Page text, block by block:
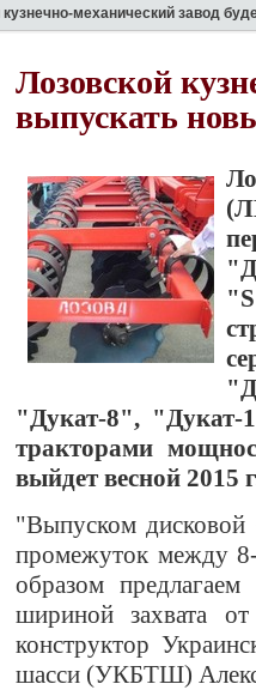
кузнечно-механический завод
Лозовской
выпускать
"Дукат-8", "Дукат-
тракторами
выйдет весной 2015
"Выпуском
промежуток между
образом
шириной захвата
конструктор
шасси (УКБТШ)